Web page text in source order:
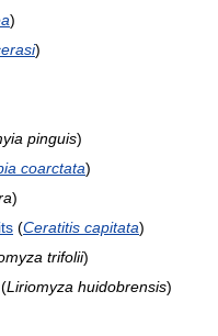
)
)
pinguis)
coarctata)
)
(Ceratitis capitata)
trifolii)
Liriomyza huidobrensis)